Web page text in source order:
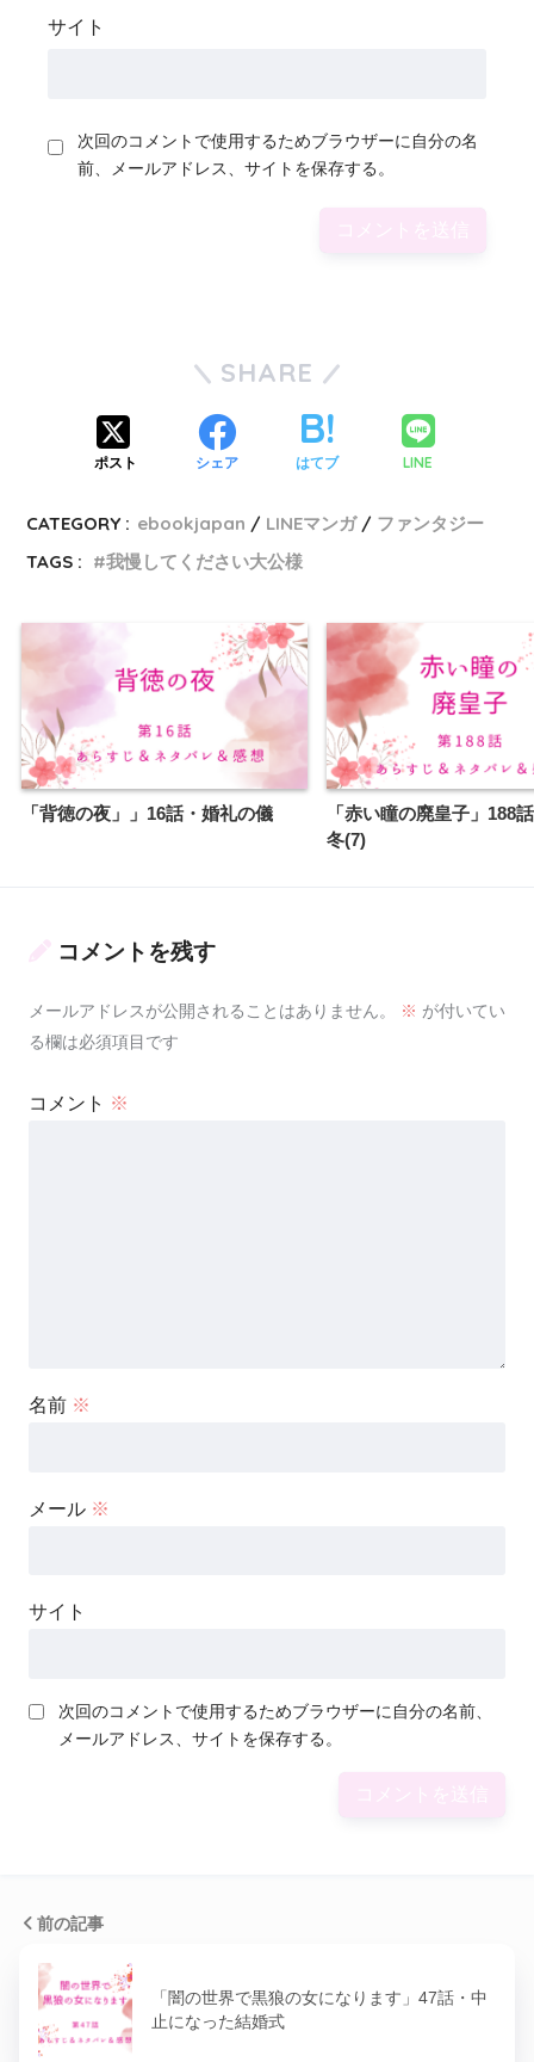
サイト
次回のコメントで使用するためブラウザーに自分の名
前、メールアドレス、サイトを保存する。
SHARE
ポスト シェア はてブ LINE
CATEGORY : ebookjapan LINEマンガ
ファンタジー
TAGS :
我慢してください大公様
「背徳の夜」」16話・婚礼の儀
「赤い瞳の廃皇子」188
冬(7)
コメントを残す
メールアドレスが公開されることはありません。 ※ が付いてい
る欄は必須項目です
コメント ※
名前 ※
メール ※
サイト
次回のコメントで使用するためブラウザーに自分の名前、
メールアドレス、サイトを保存する。
前の記事
「闇の世界で黒狼の女になります」47話・中
止になった結婚式